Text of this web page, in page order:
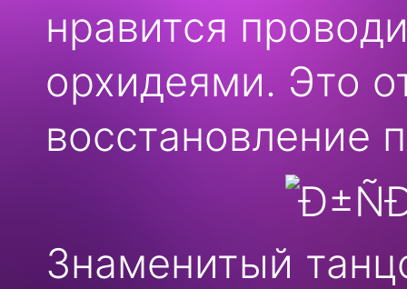
нравится
орхидеями. Это
восстановление
Знаменитый